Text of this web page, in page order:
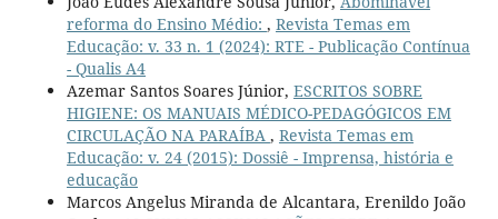
reforma do Ensino Médio: , Revista Temas em
Educação: v. 33 n. 1 (2024): RTE - Publicação Contínua
- Qualis A4
Azemar Santos Soares Júnior, ESCRITOS SOBRE
HIGIENE: OS MANUAIS MÉDICO-PEDAGÓGICOS EM
CIRCULAÇÃO NA PARAÍBA , Revista Temas em
Educação: v. 24 (2015): Dossiê - Imprensa, história e
educação
Marcos Angelus Miranda de Alcantara, Erenildo João